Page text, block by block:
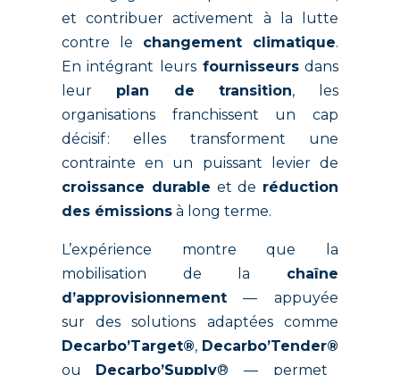
et contribuer activement à la lutte
contre le changement climatique.
En intégrant leurs fournisseursdans
leur plan de transition, les
organisations franchissent un cap
décisif : elles transforment une
contrainte en un puissant levier de
croissance durable et de réduction
des émissionsà long terme.
L’expérience montre que la
mobilisation de la chaîne
d’approvisionnement— appuyée
sur des solutions adaptées comme
Decarbo’Target®, Decarbo’Tender®
ou
Decarbo’Supply® — permet